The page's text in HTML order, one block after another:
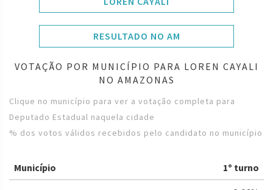
RESULTADO NO AM
VOTAÇÃO POR MUNICÍPIO PARA LOREN CAYALI
NO AMAZONAS
Clique no município para ver a votação completa para
Deputado Estadual naquela cidade
% dos votos válidos recebidos pelo candidato no município
Município 1º turno